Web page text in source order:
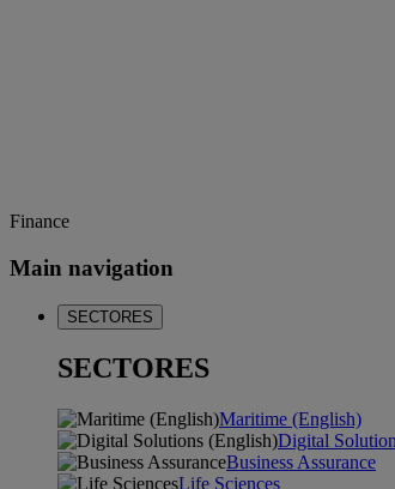
Finance
Main navigation
SECTORES
SECTORES
Maritime (English)
Digital
Business Assurance
Life Sciences